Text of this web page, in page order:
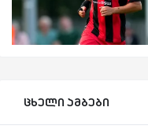
ცხელი ამბები